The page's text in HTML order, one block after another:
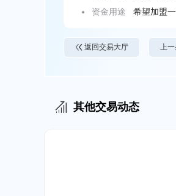
资金用途
希望加盟
返回交易大厅 上一
其他交易动态